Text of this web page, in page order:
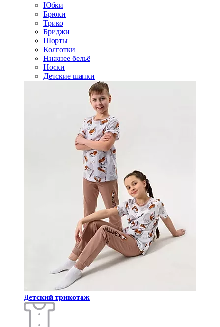
Юбки
Брюки
Трико
Бриджи
Шорты
Колготки
Нижнее бельё
Носки
Детские шапки
Детский трикотаж